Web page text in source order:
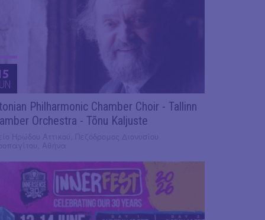
Philharmonic Chamber Choir - Tallinn
Orchestra - Tõnu Kaljuste